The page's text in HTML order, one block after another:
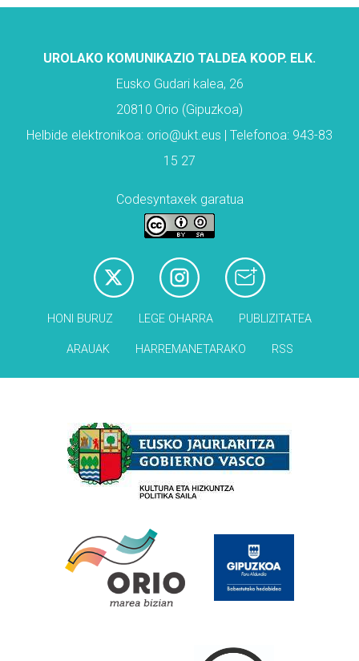
UROLAKO KOMUNIKAZIO TALDEA KOOP. ELK.
Eusko Gudari kalea, 26
20810 Orio (Gipuzkoa)
Helbide elektronikoa: orio@ukt.eus | Telefonoa: 943-83
15 27
Codesyntaxek garatua
HONI BURUZ LEGE OHARRA PUBLIZITATEA
ARAUAK HARREMANETARAKO RSS